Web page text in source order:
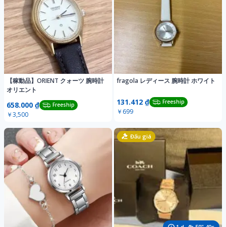
【稼動品】ORIENT クォーツ 腕時計
オリエント
658.000 ₫ Freeship
￥3,500
fragola レディース 腕時計 ホワイト
131.412 ₫ Freeship
￥699
Đấu giá